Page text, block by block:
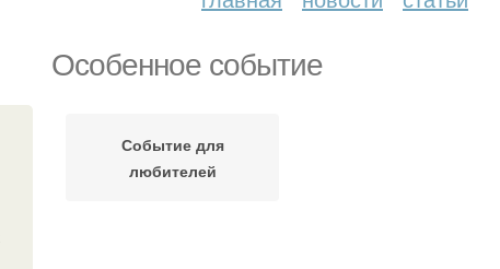
Особенное событие
Событие для
любителей